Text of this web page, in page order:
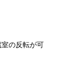
の反転が可